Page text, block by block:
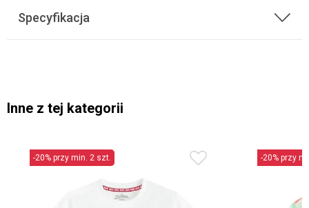
Specyfikacja
Inne z tej kategorii
-20% przy min. 2 szt. -20% przy